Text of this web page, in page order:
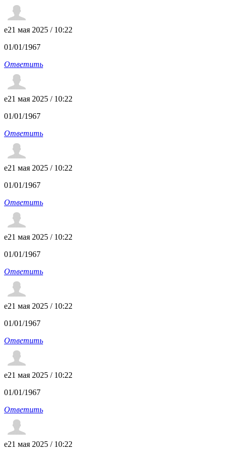
e21 мая 2025 / 10:22
01/01/1967
Ответить
e21 мая 2025 / 10:22
01/01/1967
Ответить
e21 мая 2025 / 10:22
01/01/1967
Ответить
e21 мая 2025 / 10:22
01/01/1967
Ответить
e21 мая 2025 / 10:22
01/01/1967
Ответить
e21 мая 2025 / 10:22
01/01/1967
Ответить
e21 мая 2025 / 10:22